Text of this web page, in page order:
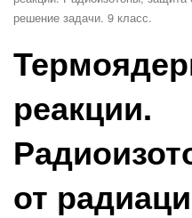
решение задачи. 9 класс.
реакции.
от